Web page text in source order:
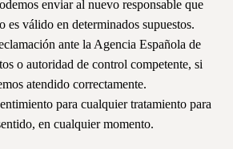
enviar al nuevo responsable que
es válido en determinados supuestos.
ante la Agencia Española de
o autoridad de control competente, si
atendido correctamente.
para cualquier tratamiento para
en cualquier momento.